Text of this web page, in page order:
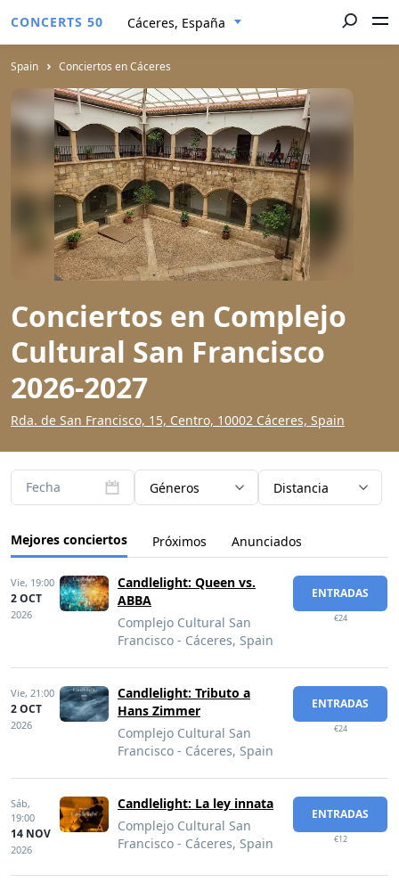
CONCERTS 50 Cáceres, España
Spain Conciertos en Cáceres
Conciertos en Complejo
Cultural San Francisco
2026-2027
Rda. de San Francisco, 15, Centro, 10002 Cáceres, Spain
Fecha Géneros Distancia
Mejores conciertos Próximos Anunciados
Vie, 19:00
2 OCT
2026
Candlelight: Queen vs.
ABBA
Complejo Cultural San
Francisco - Cáceres, Spain
ENTRADAS
€24
Vie, 21:00
2 OCT
2026
Candlelight: Tributo a
Hans Zimmer
Complejo Cultural San
Francisco - Cáceres, Spain
ENTRADAS
€24
Sáb,
19:00
14 NOV
2026
Candlelight: La ley innata
Complejo Cultural San
Francisco - Cáceres, Spain
ENTRADAS
€12